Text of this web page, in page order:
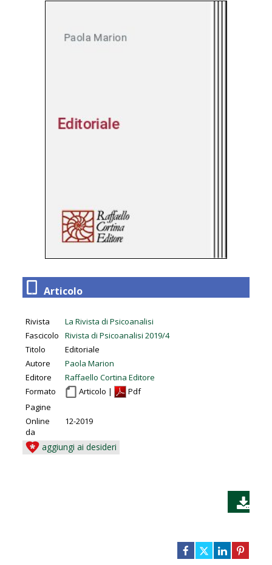
Articolo
Rivista
La Rivista di Psicoanalisi
Fascicolo
Rivista di Psicoanalisi 2019/4
Titolo
Editoriale
Autore
Paola Marion
Editore
Raffaello Cortina Editore
Formato
Articolo |
Pdf
Pagine
Online
da
12-2019
aggiungi ai desideri